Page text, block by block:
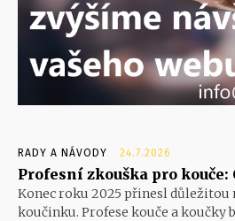
RADY A NÁVODY 24.7.2026
Profesní zkouška pro kouče:
Konec roku 2025 přinesl
koučinku. Profese kouče a koučky